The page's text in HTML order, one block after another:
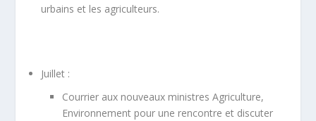
urbains et les agriculteurs.
Juillet :
Courrier aux nouveaux ministres Agriculture,
Environnement pour une rencontre et discuter